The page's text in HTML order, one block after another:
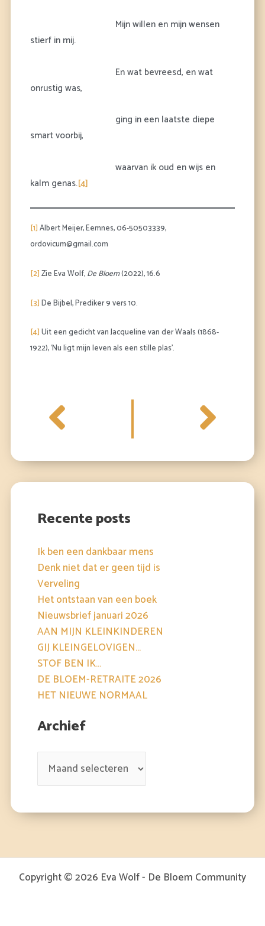
Mijn willen en mijn wensen
stierf in mij.
En wat bevreesd, en wat
onrustig was,
ging in een laatste diepe
smart voorbij,
waarvan ik oud en wijs en
kalm genas.[4]
[1]Albert Meijer, Eemnes, 06-50503339,
ordovicum@gmail.com
[2]Zie Eva Wolf,De Bloem(2022), 16.6
[3]De Bijbel, Prediker 9 vers 10.
[4]Uit een gedicht van Jacqueline van der Waals (1868-
1922), ‘Nu ligt mijn leven als een stille plas’.
Vorige
Recente posts
Ik ben een dankbaar mens
Denk niet dat er geen tijd is
Verveling
Het ontstaan van een boek
Nieuwsbrief januari 2026
AAN MIJN KLEINKINDEREN
GIJ KLEINGELOVIGEN…
STOF BEN IK…
DE BLOEM-RETRAITE 2026
HET NIEUWE NORMAAL
Archief
Copyright © 2026 Eva Wolf - De Bloem Community